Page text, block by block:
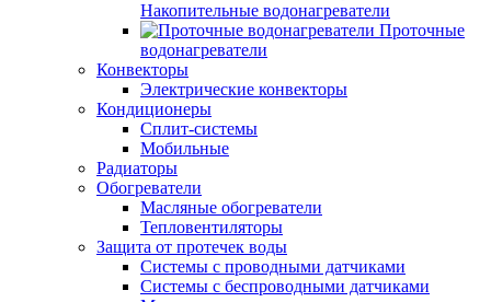
Накопительные водонагреватели
Проточные
водонагреватели
Конвекторы
Электрические конвекторы
Кондиционеры
Сплит-системы
Мобильные
Радиаторы
Обогреватели
Масляные обогреватели
Тепловентиляторы
Защита от протечек воды
Системы с проводными датчиками
Системы с беспроводными датчиками